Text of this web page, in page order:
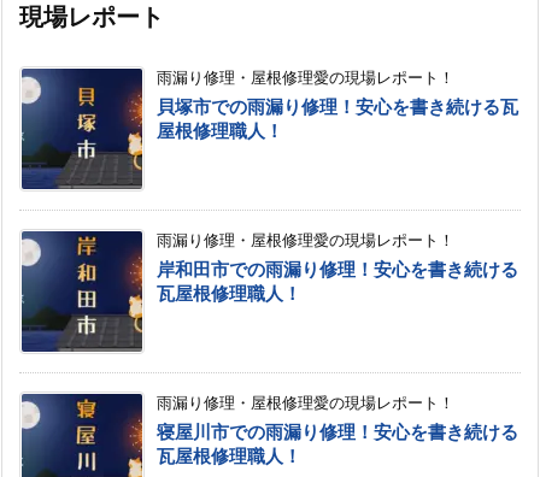
現場レポート
雨漏り修理・屋根修理愛の現場レポート！
貝塚市での雨漏り修理！安心を書き続ける瓦
屋根修理職人！
雨漏り修理・屋根修理愛の現場レポート！
岸和田市での雨漏り修理！安心を書き続ける
瓦屋根修理職人！
雨漏り修理・屋根修理愛の現場レポート！
寝屋川市での雨漏り修理！安心を書き続ける
瓦屋根修理職人！